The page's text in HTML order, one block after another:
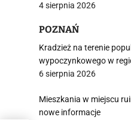
4 sierpnia 2026
POZNAŃ
Kradzież na terenie
wypoczynkowego w
6 sierpnia 2026
Mieszkania w miejscu
nowe informacje